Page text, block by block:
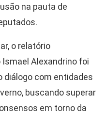
na pauta de
o relatório
Alexandrino foi
diálogo com entidades
buscando superar
em torno da